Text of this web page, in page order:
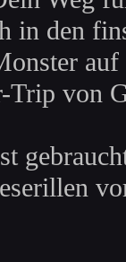
in den
von